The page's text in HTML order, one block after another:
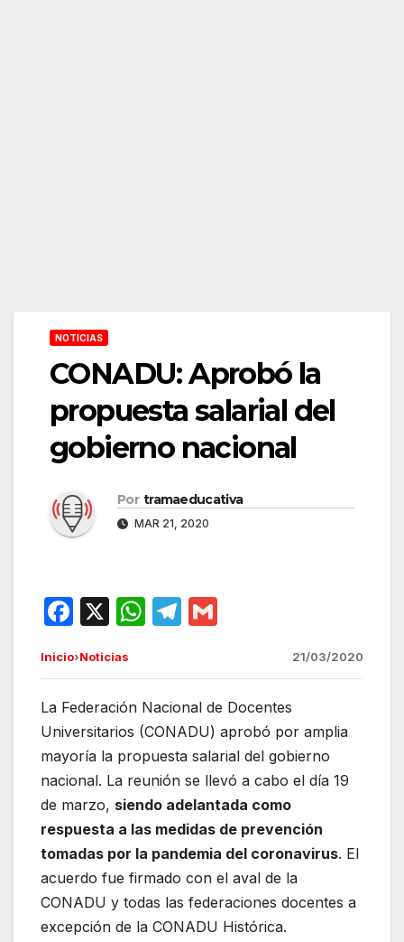
NOTICIAS
CONADU: Aprobó la
propuesta salarial del
gobierno nacional
Por tramaeducativa
MAR 21, 2020
F
c
e
b
o
o
k
X
W
s
A
p
p
T
gr
a
m
Inicio›Noticias 21/03/2020
La Federación Nacional de Docentes
Universitarios (CONADU) aprobó por amplia
mayoría la propuesta salarial del gobierno
nacional. La reunión se llevó a cabo el día 19
de marzo, siendo adelantada como
respuesta a las medidas de prevención
tomadas por la pandemia del coronavirus. El
acuerdo fue firmado con el aval de la
CONADU y todas las federaciones docentes a
excepción de la CONADU Histórica.